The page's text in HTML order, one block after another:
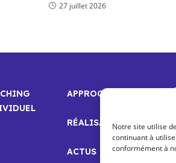
Notre site utilise
continuant à
conformément à
27 juillet 2026
APPROCHE
RÉALISATIONS
ACTUS